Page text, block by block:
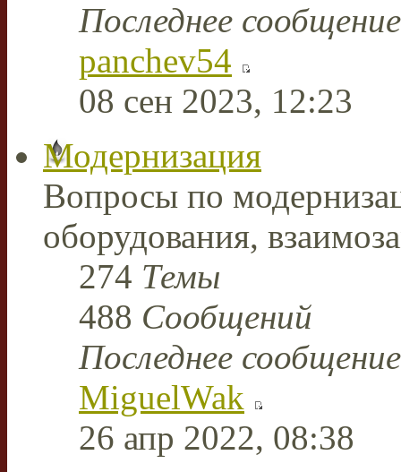
Последнее сообщение
panchev54
08 сен 2023, 12:23
Модернизация
Вопросы по
оборудования,
274 Темы
488 Сообщений
Последнее сообщение
MiguelWak
26 апр 2022, 08:38